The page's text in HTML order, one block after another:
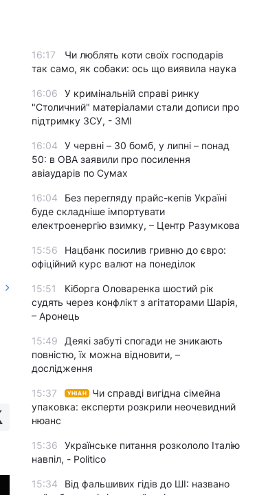
16:17
Чи люблять коти своїх господарів
так само, як собаки: ось що виявила наука
16:06
У кримінальній справі ринку
"Столичний" матеріалами стали дописи про
підтримку ЗСУ, - ЗМІ
16:04
У червні – 30 бомб, у липні – понад
50: в ОВА заявили про посилення
авіаударів по Сумах
16:04
Без перегляду прайс-кепів Україні
буде складніше імпортувати
електроенергію взимку, – Центр Разумкова
15:56
Нацбанк посилив гривню до євро:
офіційний курс валют на понеділок
15:51
Кіборга Оловаренка шостий рік
судять через конфлікт з агітаторами Шарія,
– Аронець
15:49
Деякі забуті спогади не зникають
повністю, їх можна відновити, –
дослідження
15:37 УНІАН
Чи справді вигідна сімейна
упаковка: експерти розкрили неочевидний
нюанс
15:36
Українське питання розкололо Італію
навпіл, - Politico
15:34
Від фальшивих гідів до ШІ: названо